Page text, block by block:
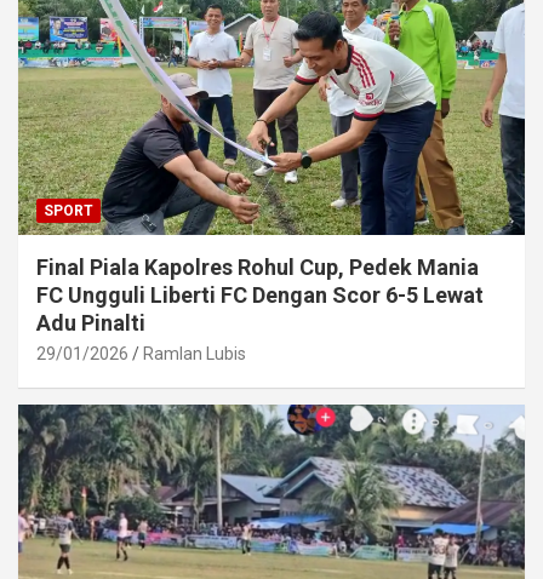
SPORT
Final Piala Kapolres Rohul Cup, Pedek Mania
FC Ungguli Liberti FC Dengan Scor 6-5 Lewat
Adu Pinalti
29/01/2026 Ramlan Lubis